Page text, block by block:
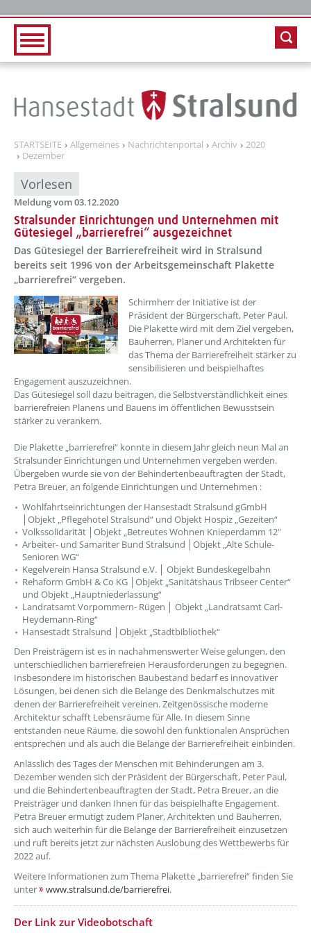
STARTSEITE Allgemeines Nachrichtenportal Archiv
2020
Dezember
Vorlesen
Meldung vom 03.12.2020
Stralsunder Einrichtungen und Unternehmen mit
Gütesiegel „barrierefrei“ ausgezeichnet
Das Gütesiegel der Barrierefreiheit wird in Stralsund
bereits seit 1996 von der Arbeitsgemeinschaft Plakette
„barrierefrei“ vergeben.
Schirmherr der Initiative ist der
Präsident der Bürgerschaft, Peter Paul.
Die Plakette wird mit dem Ziel vergeben,
Bauherren, Planer und Architekten für
das Thema der Barrierefreiheit stärker zu
sensibilisieren und beispielhaftes
Engagement auszuzeichnen.
Das Gütesiegel soll dazu beitragen, die Selbstverständlichkeit eines
barrierefreien Planens und Bauens im öffentlichen Bewusstsein
stärker zu verankern.
Die Plakette „barrierefrei“ konnte in diesem Jahr gleich neun Mal an
Stralsunder Einrichtungen und Unternehmen vergeben werden.
Übergeben wurde sie von der Behindertenbeauftragten der Stadt,
Petra Breuer, an folgende Einrichtungen und Unternehmen :
Wohlfahrtseinrichtungen der Hansestadt Stralsund gGmbH
│Objekt „Pflegehotel Stralsund“ und Objekt Hospiz „Gezeiten“
Volkssolidarität │Objekt „Betreutes Wohnen Knieperdamm 12"
Arbeiter- und Samariter Bund Stralsund │Objekt „Alte Schule-
Senioren WG“
Kegelverein Hansa Stralsund e.V. │ Objekt Bundeskegelbahn
Rehaform GmbH & Co KG │Objekt „Sanitätshaus Tribseer Center“
und Objekt „Hauptniederlassung“
Landratsamt Vorpommern- Rügen │ Objekt „Landratsamt Carl-
Heydemann-Ring“
Hansestadt Stralsund │Objekt „Stadtbibliothek“
Den Preisträgern ist es in nachahmenswerter Weise gelungen, den
unterschiedlichen barrierefreien Herausforderungen zu begegnen.
Insbesondere im historischen Baubestand bedarf es innovativer
Lösungen, bei denen sich die Belange des Denkmalschutzes mit
denen der Barrierefreiheit vereinen. Zeitgenössische moderne
Architektur schafft Lebensräume für Alle. In diesem Sinne
entstanden neue Räume, die sowohl den funktionalen Ansprüchen
entsprechen und als auch die Belange der Barrierefreiheit einbinden.
Anlässlich des Tages der Menschen mit Behinderungen am 3.
Dezember wenden sich der Präsident der Bürgerschaft, Peter Paul,
und die Behindertenbeauftragten der Stadt, Petra Breuer, an die
Preisträger und danken Ihnen für das beispielhafte Engagement.
Petra Breuer ermutigt zudem Planer, Architekten und Bauherren,
sich auch weiterhin für die Belange der Barrierefreiheit einzusetzen
und ruft bereits jetzt zur nächsten Auslobung des Wettbewerbs für
2022 auf.
Weitere Informationen zum Thema Plakette „barrierefrei“ finden Sie
unter
www.stralsund.de/barrierefrei.
Der Link zur Videobotschaft